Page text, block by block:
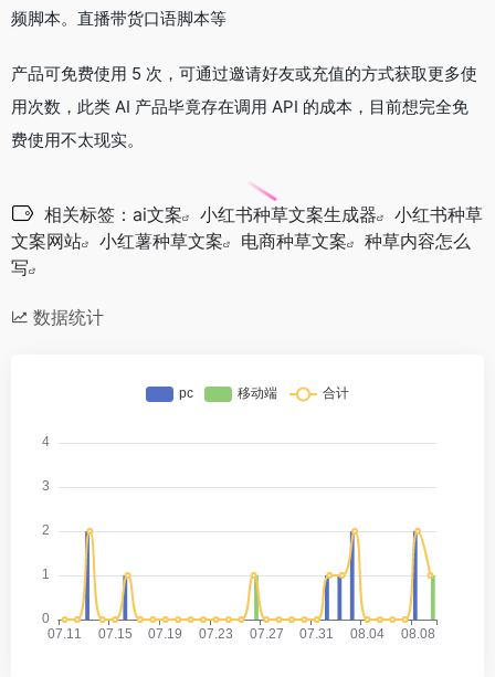
频脚本。直播带货口语脚本等
产品可免费使用 5 次，可通过邀请好友或充值的方式获取更多使
用次数，此类 AI 产品毕竟存在调用 API 的成本，目前想完全免
费使用不太现实。
相关标签： ai文案 小红书种草文案生成器
小红书种草
文案网站
小红薯种草文案 电商种草文案
种草内容怎么
写
数据统计